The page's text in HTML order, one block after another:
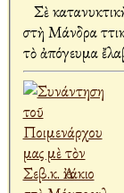
Σὲ
στὴ Μάνδρα Ἀττικῆς. Στὸν Μέγα Ἑσπερινὸ ποὺ
τὸ ἀπόγευμα